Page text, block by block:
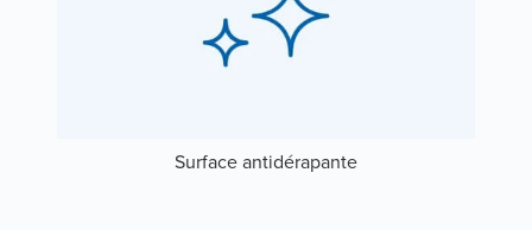
Surface antidérapante